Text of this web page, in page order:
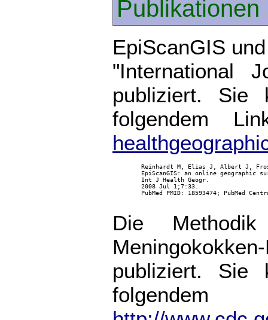
Publikationen
EpiScanGIS
"International
publiziert. Sie
folgendem
Reinhardt M, Elias J, Albert J,
EpiScanGIS: an online geographic
        Int J Health Geogr.
        2008 Jul 1;7:33.
PubMed PMID: 18593474; PubMed
Die
publiziert. Sie